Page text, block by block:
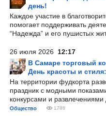
день!
Каждое участие в
помогает поддерживать
“Надежда” и его пушистых
26 июля 2026 12:17
В Самаре торговый
День красоты и
На территории фудкорта
праздник с модными
конкурсами и развлечениями
Общество 1786